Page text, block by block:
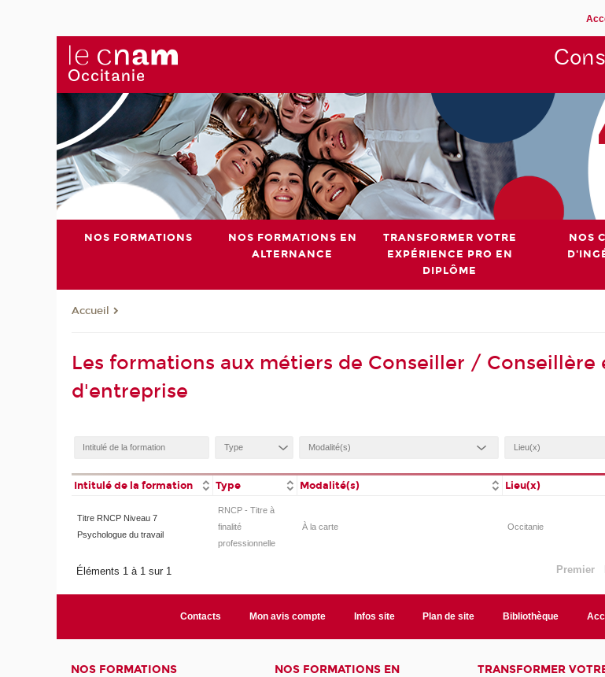
NOS FORMATIONS
NOS FORMATIONS EN
ALTERNANCE
TRANSFORMER VOTRE
EXPÉRIENCE PRO EN
DIPLÔME
NOS
Accueil
Les formations aux métiers de Conseiller / Conseillère
d'entreprise
Intitulé de la formation Type Modalité(s) Lieu(x)
Titre RNCP Niveau 7
Psychologue du travail
RNCP - Titre à
finalité
professionnelle
À la carte Occitanie
Éléments 1 à 1 sur 1 Premier
Contacts Mon avis compte Infos site Plan de site Bibliothèque
NOS FORMATIONS
NOS FORMATIONS EN
TRANSFORMER